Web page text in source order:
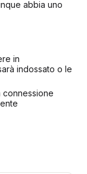
abbia uno
in
indossato o le
connessione